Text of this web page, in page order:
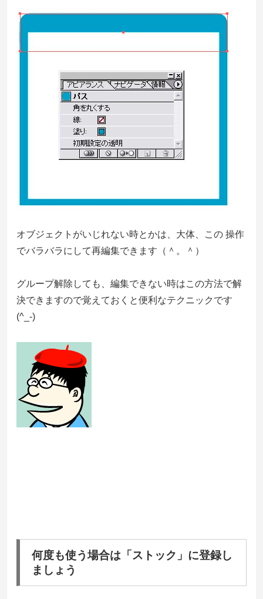
オブジェクトがいじれない時とかは、大体、この 操作
でバラバラにして再編集できます（＾。＾）
グループ解除しても、編集できない時はこの方法で解
決できますので覚えておくと便利なテクニックです
(^_-)
何度も使う場合は「ストック」に登録し
ましょう